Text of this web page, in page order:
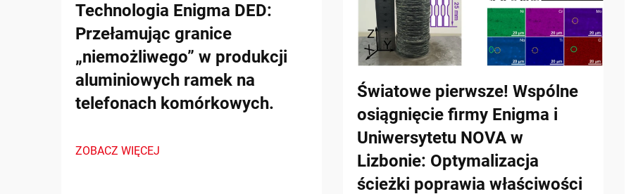
Technologia Enigma DED:
Przełamując granice
„niemożliwego” w produkcji
aluminiowych ramek na
telefonach komórkowych.
ZOBACZ WIĘCEJ
Światowe pierwsze! Wspólne
osiągnięcie firmy Enigma i
Uniwersytetu NOVA w
Lizbonie: Optymalizacja
ścieżki poprawia właściwości